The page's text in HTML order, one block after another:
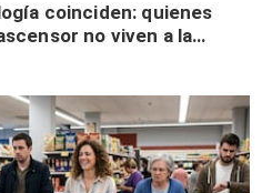
coinciden: quienes
no viven a la
social